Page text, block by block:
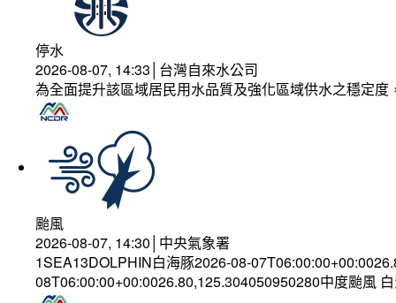
停水
2026-08-07, 14:33│台灣自來水公司
為全面提升該區域居民用水品質及強化區域供水之穩定
颱風
2026-08-07, 14:30│中央氣象署
1SEA13DOLPHIN白海豚2026-08-
08T06:00:00+00:0026.80,125.304050950280中度颱風